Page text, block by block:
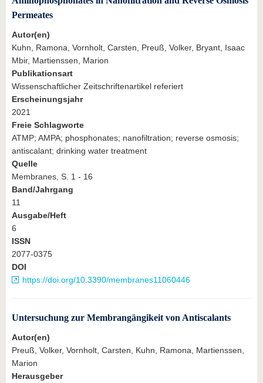
Permeates
Autor(en)
Kuhn, Ramona, Vornholt, Carsten, Preuß, Volker, Bryant, Isaac
Mbir, Martienssen, Marion
Publikationsart
Wissenschaftlicher Zeitschriftenartikel referiert
Erscheinungsjahr
2021
Freie Schlagworte
ATMP; AMPA; phosphonates; nanofiltration; reverse osmosis;
antiscalant; drinking water treatment
Quelle
Membranes, S. 1 - 16
Band/Jahrgang
11
Ausgabe/Heft
6
ISSN
2077-0375
DOI
https://doi.org/10.3390/membranes11060446
Untersuchung zur Membrangängikeit von Antiscalants
Autor(en)
Preuß, Volker, Vornholt, Carsten, Kuhn, Ramona, Martienssen,
Marion
Herausgeber